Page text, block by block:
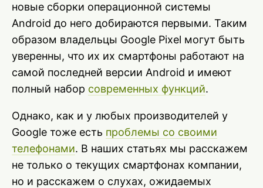
новые сборки операционной системы
Android до него добираются первыми. Таким
образом владельцы Google Pixel могут быть
уверенны, что их их смартфоны работают на
самой последней версии Android и имеют
полный набор современных функций.
Однако, как и у любых производителей у
Google тоже есть проблемы со своими
телефонами. В наших статьях мы расскажем
не только о текущих смартфонах компании,
но и расскажем о слухах, ожидаемых